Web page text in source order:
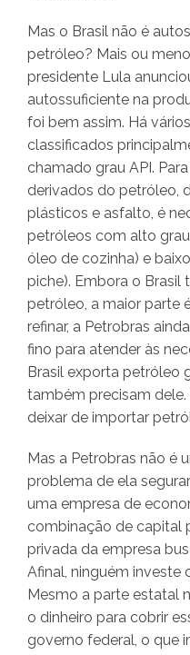
Mas o Brasil não é
petróleo? Mais ou
presidente Lula
autossuficiente na
foi bem assim. Há
classificados
chamado grau API.
derivados do petróleo,
plásticos e asfalto, é
petróleos com alto
óleo de cozinha) e
piche). Embora o Brasil
petróleo, a maior parte
refinar, a Petrobras
fino para atender às
Brasil exporta petróleo
também precisam
deixar de importar
Mas a Petrobras não é
problema de ela
uma empresa de
combinação de capital
privada da empresa
Afinal, ninguém investe
Mesmo a parte estatal
o dinheiro para cobrir
governo federal, o que